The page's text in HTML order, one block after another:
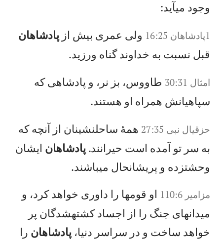
وجود میآيد:
1پادشاهان 16:25 ولی عمری بيش ازپادشاهان
قبل نسبت به خداوند گناه ورزيد.
امثال 30:31
طاووس، بز نر، و پادشاهی كه
سپاهيانش همراه او هستند.
حزقيال‌ نبی‌ 27:35
همهٔ ساحلنشينان از آنچه كه
به سر تو آمده است حيرانند.پادشاهان ايشان
وحشتزده و پريشانحال میباشند.
مزامير 110:6
او قومها را داوری خواهد كرد، و
ميدانهای جنگ را از اجساد كشتهشدگان پر
خواهد ساخت و در سراسر دنيا،پادشاهان را